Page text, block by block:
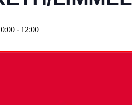
- 12:00